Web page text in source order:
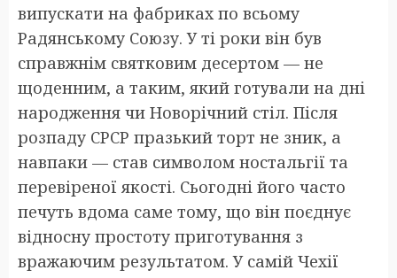
випускати на фабриках по всьому
Радянському Союзу. У ті роки він був
справжнім святковим десертом — не
щоденним, а таким, який готували на дні
народження чи Новорічний стіл. Після
розпаду СРСР празький торт не зник, а
навпаки — став символом ностальгії та
перевіреної якості. Сьогодні його часто
печуть вдома саме тому, що він поєднує
відносну простоту приготування з
вражаючим результатом. У самій Чехії